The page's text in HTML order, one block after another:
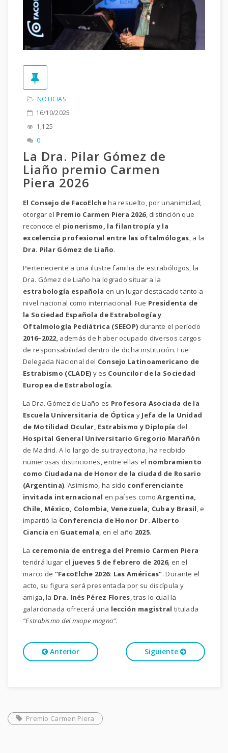
NOTICIAS
16/10/2025
1,125
0
La Dra. Pilar Gómez de
Liaño premio Carmen
Piera 2026
El Consejo de FacoElcheha resuelto, por unanimidad,
otorgar el Premio Carmen Piera 2026, distinción que
reconoce el pionerismo, la filantropía y la
excelencia profesional entre las oftalmólogas, a la
Dra. Pilar Gómez de Liaño.
Perteneciente a una ilustre familia de estrabólogos, la
Dra. Gómez de Liaño ha logrado situar a la
estrabología española en un lugar destacado tanto a
nivel nacional como internacional. Fue Presidenta de
la Sociedad Española de Estrabología y
Oftalmología Pediátrica (SEEOP) durante el período
2016–2022, además de haber ocupado diversos cargos
de responsabilidad dentro de dicha institución. Fue
Delegada Nacional del Consejo Latinoamericano de
Estrabismo (CLADE) y es Councilor de la Sociedad
Europea de Estrabología.
La Dra. Gómez de Liaño es Profesora Asociada de la
Escuela Universitaria de Óptica y Jefa de la Unidad
de Motilidad Ocular, Estrabismo y Diplopía del
Hospital General Universitario Gregorio Marañón
de Madrid. A lo largo de su trayectoria, ha recibido
numerosas distinciones, entre ellas el nombramiento
como Ciudadana de Honor de la ciudad de Rosario
(Argentina). Asimismo, ha sido conferenciante
invitada internacional en países comoArgentina,
Chile, México, Colombia, Venezuela, Cuba y Brasil, e
impartió la Conferencia de Honor Dr. Alberto
Ciancia en Guatemala, en el año 2025.
La ceremonia de entrega del Premio Carmen Piera
tendrá lugar el jueves 5 de febrero de 2026, en el
marco de “FacoElche 2026: Las Américas”. Durante el
acto, su figura será presentada por su discípula y
amiga, la Dra. Inés Pérez Flores, tras lo cual la
galardonada ofrecerá una lección magistral titulada
“Estrabismo del miope magno”.
Anterior Siguiente
Premio Carmen Piera